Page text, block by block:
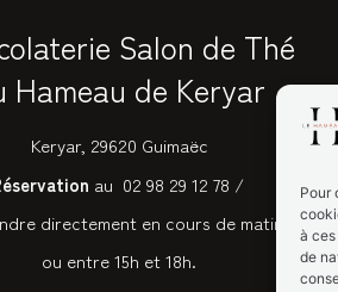
Pour
à
de
Salon de Thé
Hameau de Keryar
Keryar, 29620 Guimaëc
au 02 98 29 12 78 /
directement en cours de matinée
ou entre 15h et 18h.